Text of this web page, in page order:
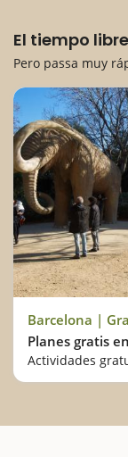
El tiempo
Pero passa muy
Barcelona |
Planes gratis